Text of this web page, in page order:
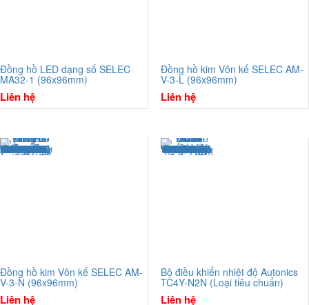
Đồng hồ LED dạng số SELEC
MA32-1 (96x96mm)
Liên hệ
Đồng hồ kim Vôn kế SELEC AM-
V-3-L (96x96mm)
Liên hệ
Đồng hồ kim Vôn kế SELEC AM-
V-3-N (96x96mm)
Liên hệ
Bộ điều khiển nhiệt độ Autonics
TC4Y-N2N (Loại tiêu chuẩn)
Liên hệ